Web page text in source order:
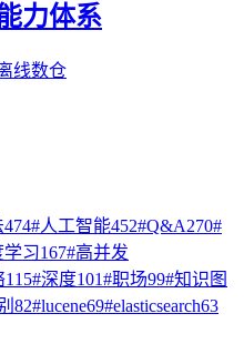
力体系
线数仓
474#人工智能452#Q&A270#
学习167#高并发
115#深度101#职场99#知识图
82#lucene69#elasticsearch63